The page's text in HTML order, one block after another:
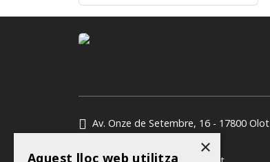
Av. Onze de Setembre, 16 - 17800 Olot
×
Aquest lloc web utilitza